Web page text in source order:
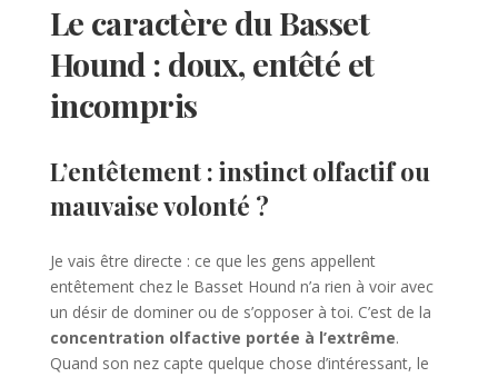
Le caractère du Basset
Hound : doux, entêté et
incompris
L’entêtement : instinct olfactif ou
mauvaise volonté ?
Je vais être directe : ce que les gens appellent
entêtement chez le Basset Hound n’a rien à voir avec
un désir de dominer ou de s’opposer à toi. C’est de la
concentration olfactive portée à l’extrême.
Quand son nez capte quelque chose d’intéressant, le